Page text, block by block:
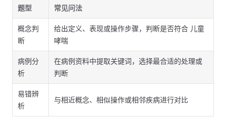
题型 常见问法
概念判
断
给出定义、表现或操作步骤，判断是否符合 儿童
哮喘
病例分
析
在病例资料中提取关键词，选择最合适的处理或
判断
易错辨
析
与相近概念、相似操作或相邻疾病进行对比